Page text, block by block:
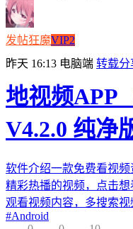
发帖狂魔VIP2
昨天 16:13 电脑端 转载分
地视频APP
V4.2.0 纯净
软件介绍一款免费看视
精彩热播的视频，点击
观看视频内容，多搜索
#Android